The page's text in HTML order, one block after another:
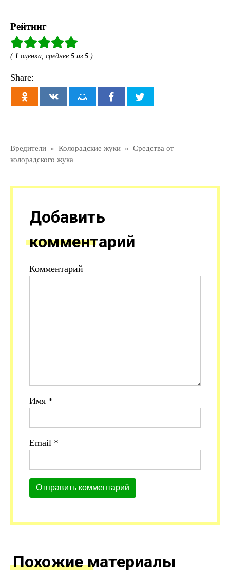
Рейтинг
( 1 оценка, среднее 5 из 5 )
Share:
Вредители » Колорадские жуки » Средства от
колорадского жука
Добавить
комментарий
Комментарий
Имя *
Email *
Похожие материалы